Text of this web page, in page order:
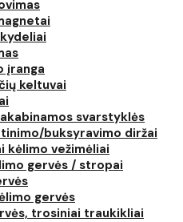
įranga
keltuvai
svarstyklės
buksyravimo diržai
kėlimo vežimėliai
gervės / stropai
gervės
trosiniai traukikliai